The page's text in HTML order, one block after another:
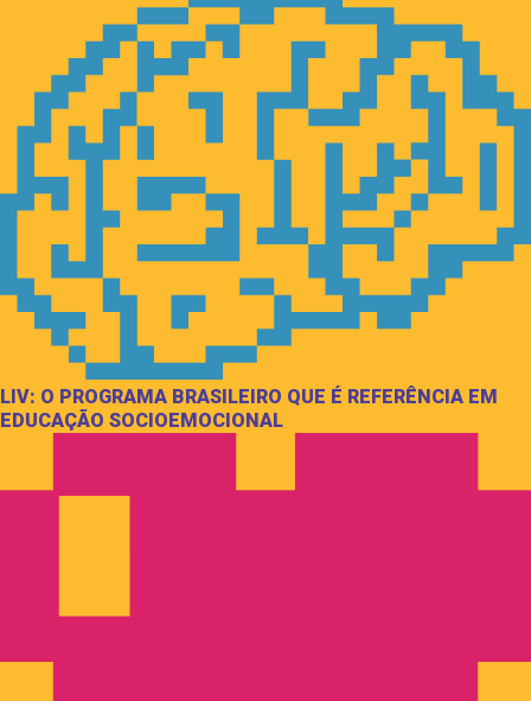
LIV: O PROGRAMA BRASILEIRO QUE É REFERÊNCIA EM
EDUCAÇÃO SOCIOEMOCIONAL